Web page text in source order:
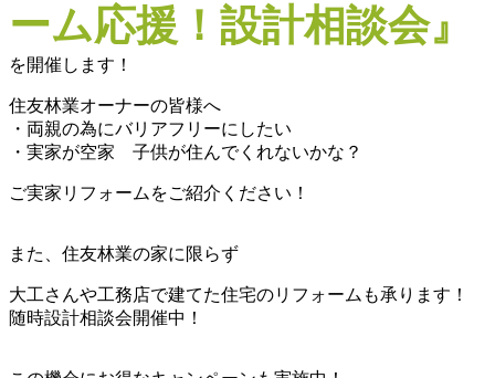
ーム応援！設計相談会』
を開催します！
住友林業オーナーの皆様へ
・両親の為にバリアフリーにしたい
・実家が空家 子供が住んでくれないかな？
ご実家リフォームをご紹介ください！
また、住友林業の家に限らず
大工さんや工務店で建てた住宅のリフォームも承ります！
随時設計相談会開催中！